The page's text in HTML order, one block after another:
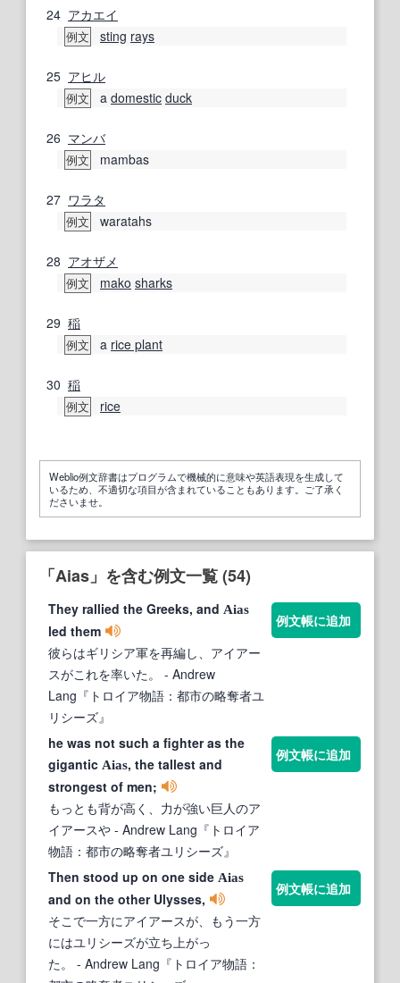
24 アカエイ
例文 sting rays
25 アヒル
例文 a domestic duck
26 マンバ
例文 mambas
27 ワラタ
例文 waratahs
28 アオザメ
例文 mako sharks
29 稲
例文 a rice plant
30 稲
例文 rice
Weblio例文辞書はプログラムで機械的に意味や英語表現を生成して
いるため、不適切な項目が含まれていることもあります。ご了承く
ださいませ。
「Aias」を含む例文一覧 (54)
They rallied the Greeks, and Aias
led them
彼らはギリシア軍を再編し、アイアー
スがこれを率いた。
- Andrew
Lang『トロイア物語：都市の略奪者ユ
リシーズ』
例文帳に追加
he was not such a fighter as the
gigantic Aias, the tallest and
strongest of men;
もっとも背が高く、力が強い巨人のア
イアースや - Andrew Lang『トロイア
物語：都市の略奪者ユリシーズ』
例文帳に追加
Then stood up on one side Aias
and on the other Ulysses,
そこで一方にアイアースが、もう一方
にはユリシーズが立ち上がっ
た。
- Andrew Lang『トロイア物語：
例文帳に追加